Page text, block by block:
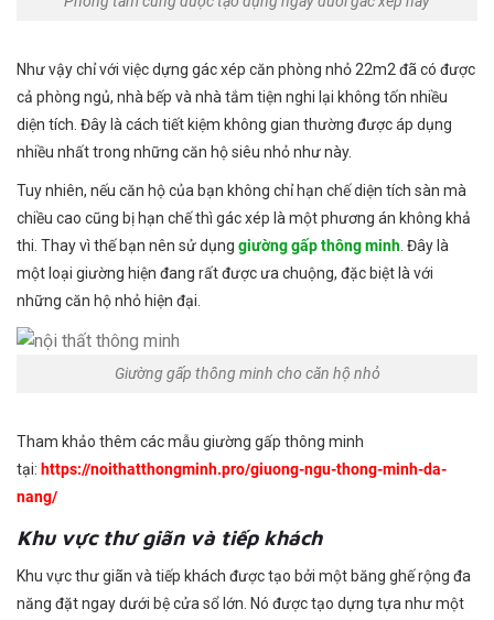
Như vậy chỉ với việc dựng gác xép căn phòng nhỏ 22m2 đã có được
cả phòng ngủ, nhà bếp và nhà tắm tiện nghi lại không tốn nhiều
diện tích. Đây là cách tiết kiệm không gian thường được áp dụng
nhiều nhất trong những căn hộ siêu nhỏ như này.
Tuy nhiên, nếu căn hộ của bạn không chỉ hạn chế diện tích sàn mà
chiều cao cũng bị hạn chế thì gác xép là một phương án không khả
thi. Thay vì thế bạn nên sử dụng giường gấp thông minh . Đây là
một loại giường hiện đang rất được ưa chuộng, đặc biệt là với
những căn hộ nhỏ hiện đại.
Giường gấp thông minh cho căn hộ nhỏ
Tham khảo thêm các mẫu giường gấp thông minh
tại: https://noithatthongminh.pro/giuong-ngu-thong-minh-da-
nang/
Khu vực thư giãn và tiếp khách
Khu vực thư giãn và tiếp khách được tạo bởi một băng ghế rộng đa
năng đặt ngay dưới bệ cửa sổ lớn. Nó được tạo dựng tựa như một